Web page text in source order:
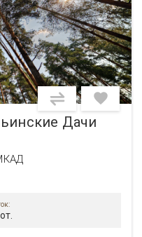
Дачи